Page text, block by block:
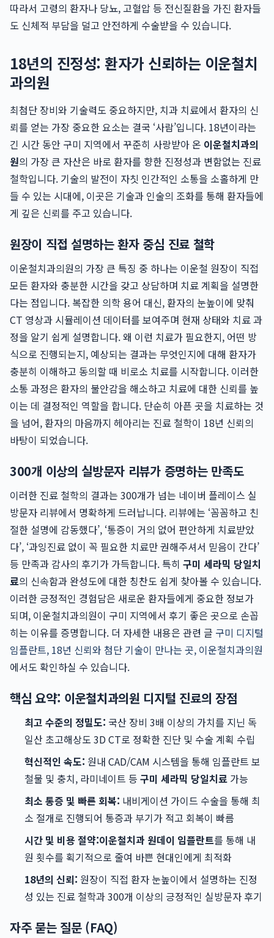
따라서 고령의 환자나 당뇨, 고혈압 등 전신질환을 가진 환자들
도 신체적 부담을 덜고 안전하게 수술받을 수 있습니다.
18년의 진정성: 환자가 신뢰하는 이운철치
과의원
최첨단 장비와 기술력도 중요하지만, 치과 치료에서 환자의 신
뢰를 얻는 가장 중요한 요소는 결국 ‘사람’입니다. 18년이라는
긴 시간 동안 구미 지역에서 꾸준히 사랑받아 온 이운철치과의
원의 가장 큰 자산은 바로 환자를 향한 진정성과 변함없는 진료
철학입니다. 기술의 발전이 자칫 인간적인 소통을 소홀하게 만
들 수 있는 시대에, 이곳은 기술과 인술의 조화를 통해 환자들에
게 깊은 신뢰를 주고 있습니다.
원장이 직접 설명하는 환자 중심 진료 철학
이운철치과의원의 가장 큰 특징 중 하나는 이운철 원장이 직접
모든 환자와 충분한 시간을 갖고 상담하며 치료 계획을 설명한
다는 점입니다. 복잡한 의학 용어 대신, 환자의 눈높이에 맞춰
CT 영상과 시뮬레이션 데이터를 보여주며 현재 상태와 치료 과
정을 알기 쉽게 설명합니다. 왜 이런 치료가 필요한지, 어떤 방
식으로 진행되는지, 예상되는 결과는 무엇인지에 대해 환자가
충분히 이해하고 동의할 때 비로소 치료를 시작합니다. 이러한
소통 과정은 환자의 불안감을 해소하고 치료에 대한 신뢰를 높
이는 데 결정적인 역할을 합니다. 단순히 아픈 곳을 치료하는 것
을 넘어, 환자의 마음까지 헤아리는 진료 철학이 18년 신뢰의
바탕이 되었습니다.
300개 이상의 실방문자 리뷰가 증명하는 만족도
이러한 진료 철학의 결과는 300개가 넘는 네이버 플레이스 실
방문자 리뷰에서 명확하게 드러납니다. 리뷰에는 ‘꼼꼼하고 친
절한 설명에 감동했다’, ‘통증이 거의 없어 편안하게 치료받았
다’, ‘과잉진료 없이 꼭 필요한 치료만 권해주셔서 믿음이 간다’
등 만족과 감사의 후기가 가득합니다. 특히 구미 세라믹 당일치
료의 신속함과 완성도에 대한 칭찬도 쉽게 찾아볼 수 있습니다.
이러한 긍정적인 경험담은 새로운 환자들에게 중요한 정보가
되며, 이운철치과의원이 구미 지역에서 후기 좋은 곳으로 손꼽
히는 이유를 증명합니다. 더 자세한 내용은 관련 글 구미 디지털
임플란트, 18년 신뢰와 첨단 기술이 만나는 곳, 이운철치과의원
에서도 확인하실 수 있습니다.
핵심 요약: 이운철치과의원 디지털 진료의 장점
최고 수준의 정밀도: 국산 장비 3배 이상의 가치를 지닌 독
일산 초고해상도 3D CT로 정확한 진단 및 수술 계획 수립
혁신적인 속도: 원내 CAD/CAM 시스템을 통해 임플란트 보
철물 및 충치, 라미네이트 등 구미 세라믹 당일치료 가능
최소 통증 및 빠른 회복: 내비게이션 가이드 수술을 통해 최
소 절개로 진행되어 통증과 부기가 적고 회복이 빠름
시간 및 비용 절약:이운철치과 원데이 임플란트를 통해 내
원 횟수를 획기적으로 줄여 바쁜 현대인에게 최적화
18년의 신뢰: 원장이 직접 환자 눈높이에서 설명하는 진정
성 있는 진료 철학과 300개 이상의 긍정적인 실방문자 후기
자주 묻는 질문 (FAQ)